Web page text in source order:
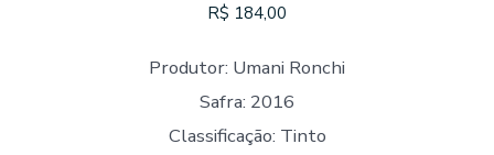
R$ 184,00
Produtor: Umani Ronchi
Safra: 2016
Classificação: Tinto